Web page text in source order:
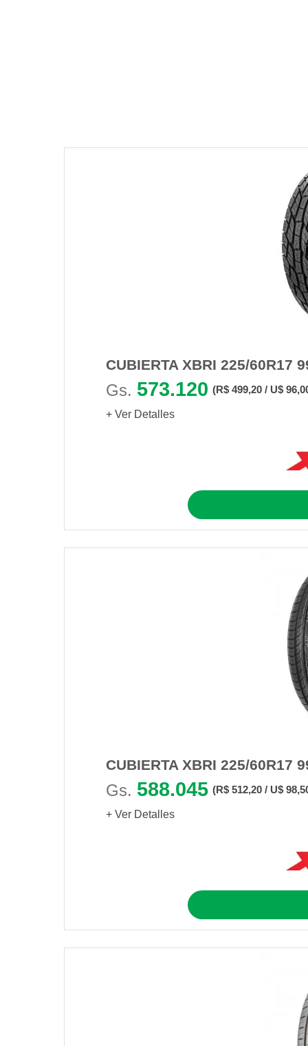
CUBIERTA XBRI 225/60R17
Gs. 573.120 (R$ 499,20 / U$
+ Ver Detalles
CUBIERTA XBRI 225/60R17
Gs. 588.045 (R$ 512,20 / U$
+ Ver Detalles